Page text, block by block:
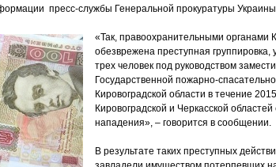
пресс-службы Генеральной прокуратуры
«Так, правоохранительными органами
обезврежена преступная группировка,
трех человек под руководством
Государственной пожарно-
Кировоградской области в течение
Кировоградской и Черкасской
нападения», – говорится в сообщении.
В результате таких преступных